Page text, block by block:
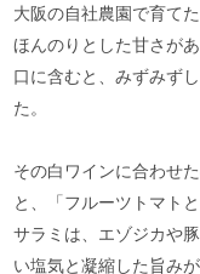
大阪の自社農園で育て
ほんのりとした甘さがあ
口に含むと、みずみず
た。
その白ワインに合わせ
と、「フルーツトマト
サラミは、エゾジカや
い塩気と凝縮した旨みが